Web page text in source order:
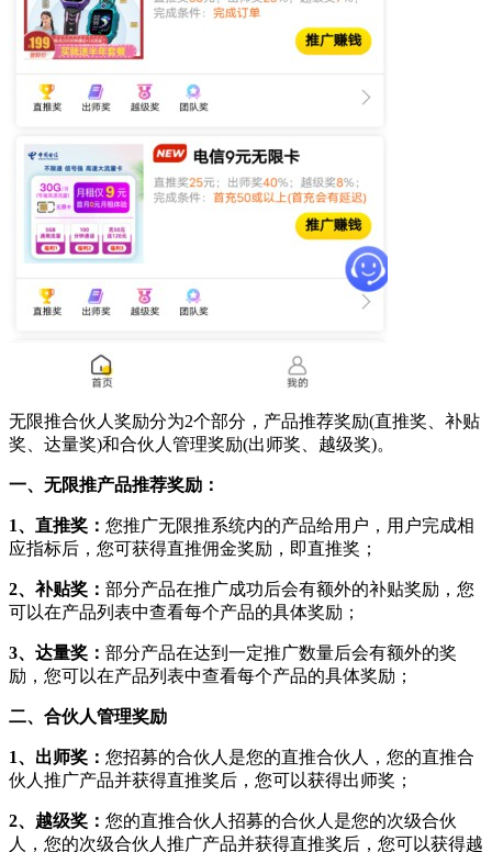
无限推合伙人奖励分为2个部分，产品推荐奖励(直推奖、补贴
奖、达量奖)和合伙人管理奖励(出师奖、越级奖)。
一、无限推产品推荐奖励：
1、直推奖： 您推广无限推系统内的产品给用户，用户完成相
应指标后，您可获得直推佣金奖励，即直推奖；
2、补贴奖： 部分产品在推广成功后会有额外的补贴奖励，您
可以在产品列表中查看每个产品的具体奖励；
3、达量奖： 部分产品在达到一定推广数量后会有额外的奖
励，您可以在产品列表中查看每个产品的具体奖励；
二、合伙人管理奖励
1、出师奖： 您招募的合伙人是您的直推合伙人，您的直推合
伙人推广产品并获得直推奖后，您可以获得出师奖；
2、越级奖： 您的直推合伙人招募的合伙人是您的次级合伙
人，您的次级合伙人推广产品并获得直推奖后，您可以获得越